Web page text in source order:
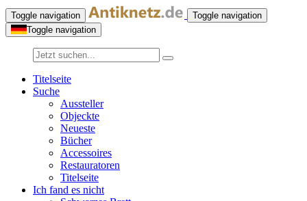
Toggle navigation
Toggle navigation
Toggle navigation
Titelseite
Suche
Aussteller
Objeckte
Neueste
Bücher
Accessoires
Restauratoren
Titelseite
Ich fand es nicht